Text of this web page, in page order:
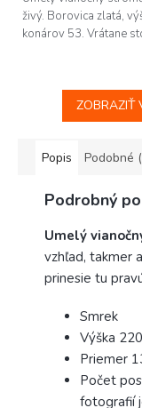
živý. Borovica zlatá,
konárov 53. Vrátane
ZOBRAZIŤ
Popis Podobné
Podrobný
Umelý
vzhľad, takmer
prinesie tu
Smrek
Výška
Priemer
Počet
fotografií